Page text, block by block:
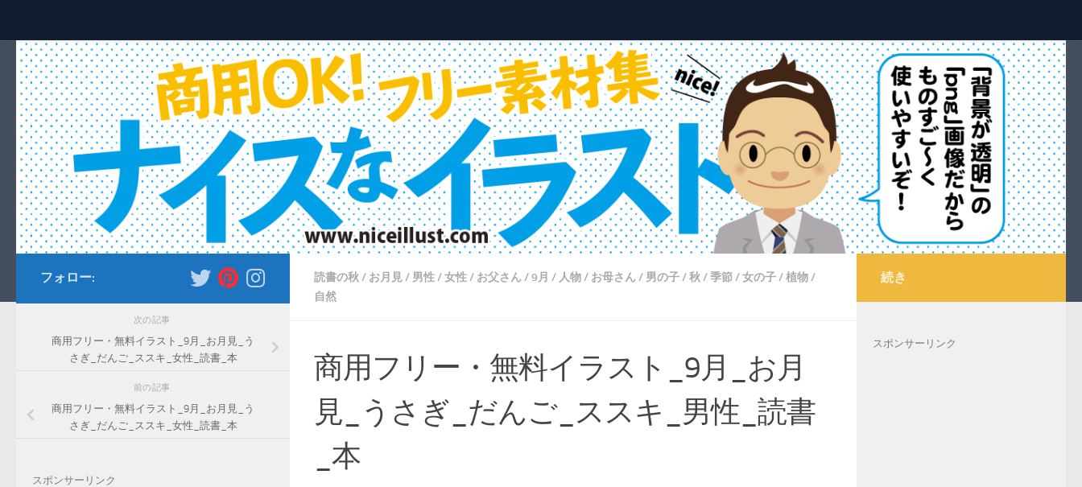
読書の秋 / お月見/ 男性/女性/ お父さん/9月 / 人物/ お母さん/ 男の子/秋 /季節/女の子/植物/
自然
商用フリー・無料イラスト_9月_お月
見_うさぎ_だんご_ススキ_男性_読書
_本
フォロー:
次の記事
商用フリー・無料イラスト_9月_お月見_う
さぎ_だんご_ススキ_女性_読書_本
前の記事
商用フリー・無料イラスト_9月_お月見_う
さぎ_だんご_ススキ_女性_読書_本
スポンサーリンク
続き
スポンサーリンク